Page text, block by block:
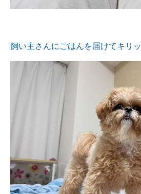
飼い主さんにごはんを届けてキリッ